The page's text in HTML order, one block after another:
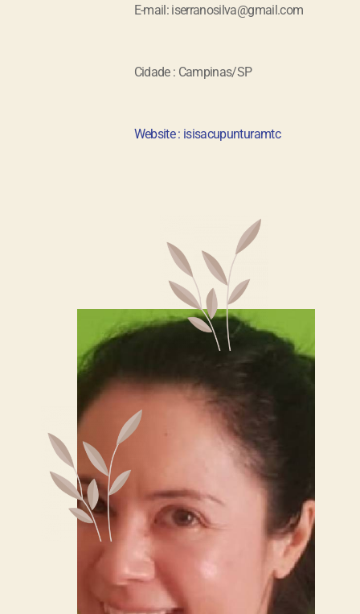
E-mail: iserranosilva@gmail.com
Cidade : Campinas/SP
Website : isisacupunturamtc